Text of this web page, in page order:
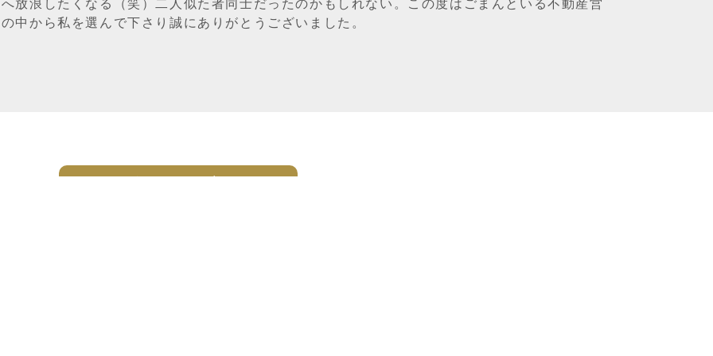
放浪したくなる（笑）二人似た者同士だったのかもしれない。この度はごまんといる不動産営
中から私を選んで下さり誠にありがとうございました。